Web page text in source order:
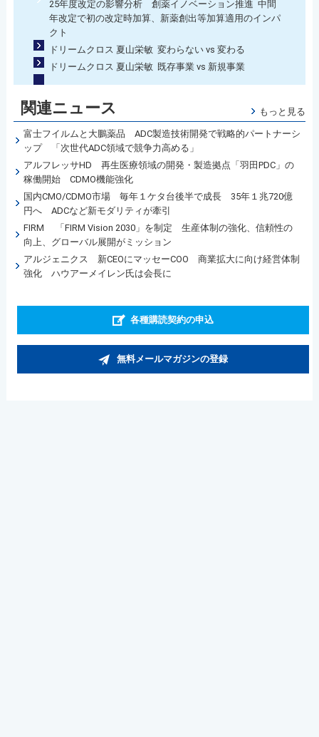
25年度改定の影響分析 創薬イノベーション推進 中間
年改定で初の改定時加算、新薬創出等加算適用のインパ
クト
ドリームクロス 夏山栄敏 変わらない vs 変わる
ドリームクロス 夏山栄敏 既存事業 vs 新規事業
関連ニュース もっと見る
富士フイルムと大鵬薬品 ADC製造技術開発で戦略的パートナーシ
ップ 「次世代ADC領域で競争力高める」
アルフレッサHD 再生医療領域の開発・製造拠点「羽田PDC」の
稼働開始 CDMO機能強化
国内CMO/CDMO市場 毎年１ケタ台後半で成長 35年１兆720億
円へ ADCなど新モダリティが牽引
FIRM 「FIRM Vision 2030」を制定 生産体制の強化、信頼性の
向上、グローバル展開がミッション
アルジェニクス 新CEOにマッセーCOO 商業拡大に向け経営体制
強化 ハウアーメイレン氏は会長に
各種購読契約の申込
無料メールマガジンの登録